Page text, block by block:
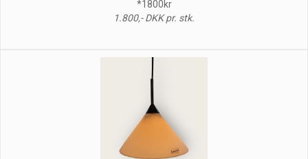
*1800kr
1.800,- DKK pr. stk.